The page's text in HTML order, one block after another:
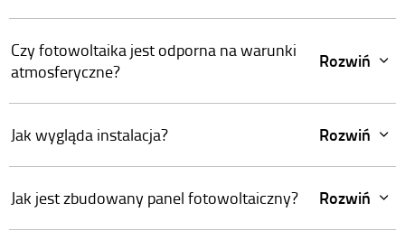
Czy fotowoltaika jest odporna na warunki
atmosferyczne?
Rozwiń
Jak wygląda instalacja? Rozwiń
Jak jest zbudowany panel fotowoltaiczny? Rozwiń